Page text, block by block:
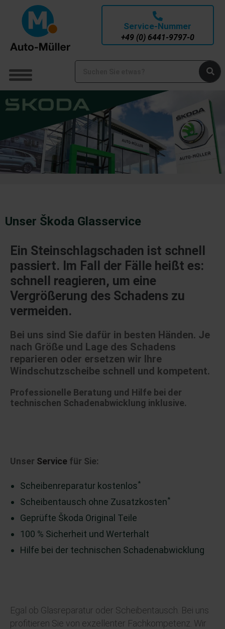
Unser Škoda Glasservice
Ein Steinschlagschaden ist schnell
passiert. Im Fall der Fälle heißt es:
schnell reagieren, um eine
Vergrößerung des Schadens zu
vermeiden.
Bei uns sind Sie dafür in besten Händen. Je
nach Größe und Lage des Schadens
reparieren oder ersetzen wir Ihre
Windschutzscheibe schnell und kompetent.
Professionelle Beratung und Hilfe bei der
technischen Schadenabwicklung inklusive.
Unser Service für Sie:
Scheibenreparatur kostenlos*
Scheibentausch ohne Zusatzkosten*
Geprüfte Škoda Original Teile
100 % Sicherheit und Werterhalt
Hilfe bei der technischen Schadenabwicklung
Egal ob Glasreparatur oder Scheibentausch. Bei uns
profitieren Sie von exzellenter Fachkompetenz. Wir
Service-Nummer
+49 (0) 6441-9797-0